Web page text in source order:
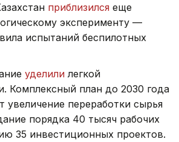
приблизился еще
эксперименту —
испытаний беспилотных
уделили легкой
Комплексный план до 2030 года
увеличение переработки сырья
порядка 40 тысяч рабочих
35 инвестиционных проектов.